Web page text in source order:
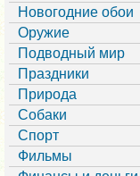
Новогодние обои
Оружие
Подводный мир
Праздники
Природа
Собаки
Спорт
Фильмы